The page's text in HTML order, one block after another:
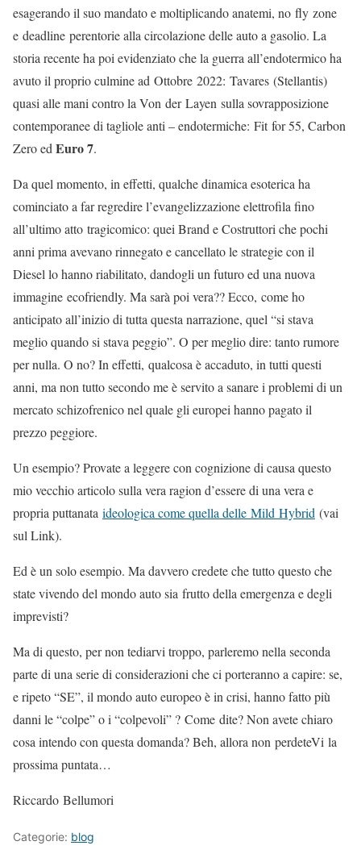
esagerando il suo mandato e moltiplicando anatemi, no fly zone
e deadline perentorie alla circolazione delle auto a gasolio. La
storia recente ha poi evidenziato che la guerra all’endotermico ha
avuto il proprio culmine ad Ottobre 2022: Tavares (Stellantis)
quasi alle mani contro la Von der Layen sulla sovrapposizione
contemporanee di tagliole anti – endotermiche: Fit for 55, Carbon
Zero edEuro 7.
Da quel momento, in effetti, qualche dinamica esoterica ha
cominciato a far regredire l’evangelizzazione elettrofila fino
all’ultimo atto tragicomico: quei Brand e Costruttori che pochi
anni prima avevano rinnegato e cancellato le strategie con il
Diesel lo hanno riabilitato, dandogli un futuro ed una nuova
immagine ecofriendly. Ma sarà poi vera?? Ecco, come ho
anticipato all’inizio di tutta questa narrazione, quel “si stava
meglio quando si stava peggio”. O per meglio dire: tanto rumore
per nulla. O no? In effetti, qualcosa è accaduto, in tutti questi
anni, ma non tutto secondo me è servito a sanare i problemi di un
mercato schizofrenico nel quale gli europei hanno pagato il
prezzo peggiore.
Un esempio? Provate a leggere con cognizione di causa questo
mio vecchio articolo sulla vera ragion d’essere di una vera e
propria puttanata ideologica come quella delle Mild Hybrid (vai
sul Link).
Ed è un solo esempio. Ma davvero credete che tutto questo che
state vivendo del mondo auto sia frutto della emergenza e degli
imprevisti?
Ma di questo, per non tediarvi troppo, parleremo nella seconda
parte di una serie di considerazioni che ci porteranno a capire: se,
e ripeto “SE”, il mondo auto europeo è in crisi, hanno fatto più
danni le “colpe” o i “colpevoli” ? Come dite? Non avete chiaro
cosa intendo con questa domanda? Beh, allora non perdeteVi la
prossima puntata…
Riccardo Bellumori
Categorie: blog